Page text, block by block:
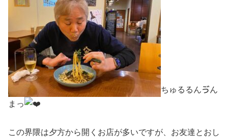
ちゅるるんゔん
まっ
この界隈は夕方から開くお店が多いですが、お友達とおし